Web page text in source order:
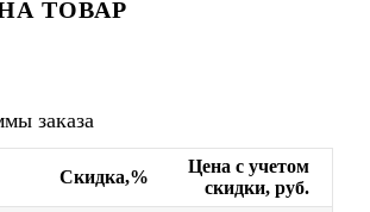
ТОВАР
заказа
Скидка,%
Цена с учетом
скидки, руб.